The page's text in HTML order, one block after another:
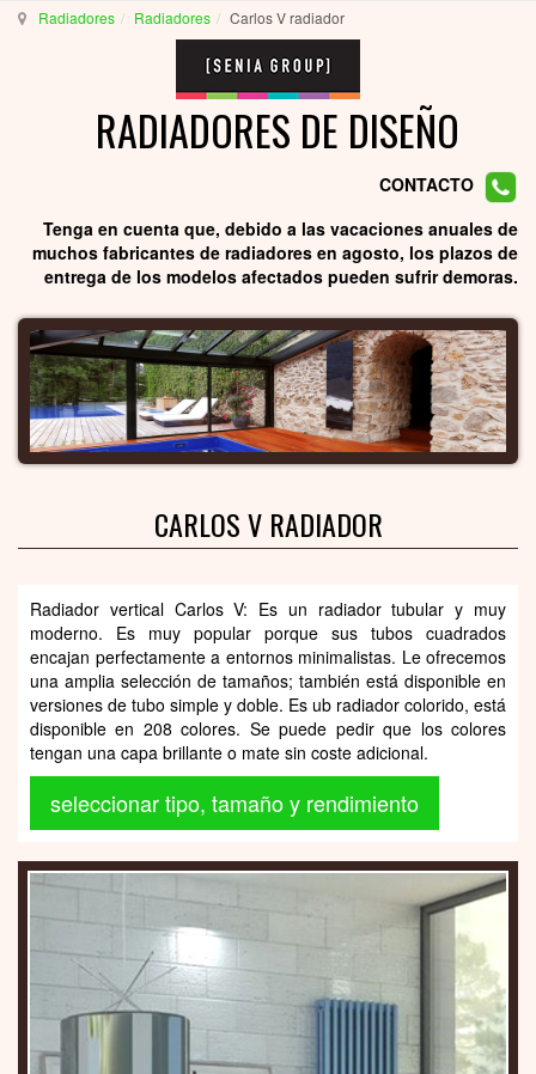
Radiadores Radiadores Carlos V radiador
RADIADORES DE DISEÑO
CONTACTO
Tenga en cuenta que, debido a las vacaciones anuales de
muchos fabricantes de radiadores en agosto, los plazos de
entrega de los modelos afectados pueden sufrir demoras.
CARLOS V RADIADOR
Radiador vertical Carlos V: Es un radiador tubular y muy
moderno. Es muy popular porque sus tubos cuadrados
encajan perfectamente a entornos minimalistas. Le ofrecemos
una amplia selección de tamaños; también está disponible en
versiones de tubo simple y doble. Es ub radiador colorido, está
disponible en 208 colores. Se puede pedir que los colores
tengan una capa brillante o mate sin coste adicional.
seleccionar tipo, tamaño y rendimiento